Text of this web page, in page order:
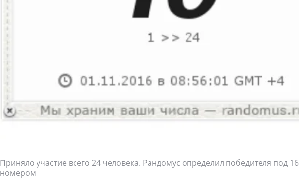
Приняло участие всего 24 человека. Рандомус определил победителя под 16
номером.